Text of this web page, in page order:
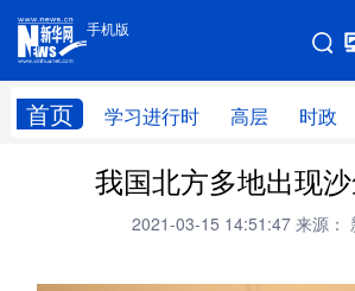
手机版
首页 学习进行时 高层 时政
手机版
网站地图
学习进行时 高层 时政
财经 网评
台湾 思客智库 全球连
我国北方多地出现
2021-03-15 14:51:47 来源：